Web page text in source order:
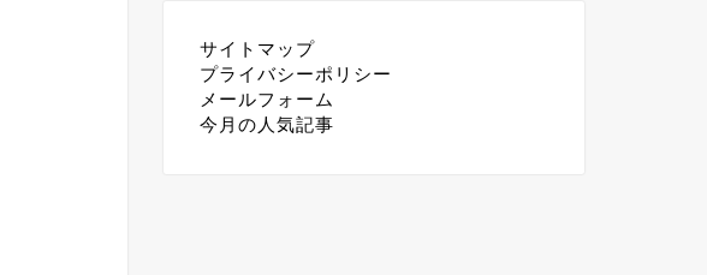
サイトマップ
プライバシーポリシー
メールフォーム
今月の人気記事